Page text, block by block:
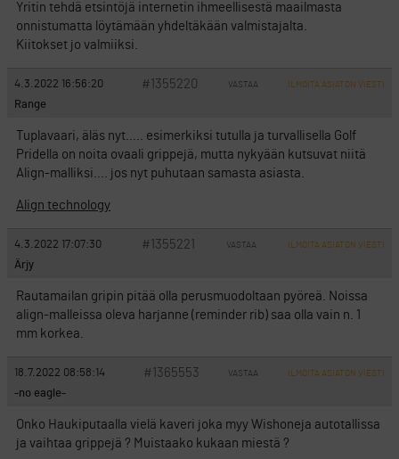
Yritin tehdä etsintöjä internetin ihmeellisestä maailmasta
onnistumatta löytämään yhdeltäkään valmistajalta.
Kiitokset jo valmiiksi.
4.3.2022 16:56:20 #1355220 VASTAA ILMOITA ASIATON VIESTI
Range
Tuplavaari, äläs nyt….. esimerkiksi tutulla ja turvallisella Golf
Pridella on noita ovaali grippejä, mutta nykyään kutsuvat niitä
Align-malliksi…. jos nyt puhutaan samasta asiasta.
Align technology
4.3.2022 17:07:30 #1355221 VASTAA ILMOITA ASIATON VIESTI
Ärjy
Rautamailan gripin pitää olla perusmuodoltaan pyöreä. Noissa
align-malleissa oleva harjanne (reminder rib) saa olla vain n. 1
mm korkea.
18.7.2022 08:58:14 #1365553 VASTAA ILMOITA ASIATON VIESTI
-no eagle-
Onko Haukiputaalla vielä kaveri joka myy Wishoneja autotallissa
ja vaihtaa grippejä ? Muistaako kukaan miestä ?